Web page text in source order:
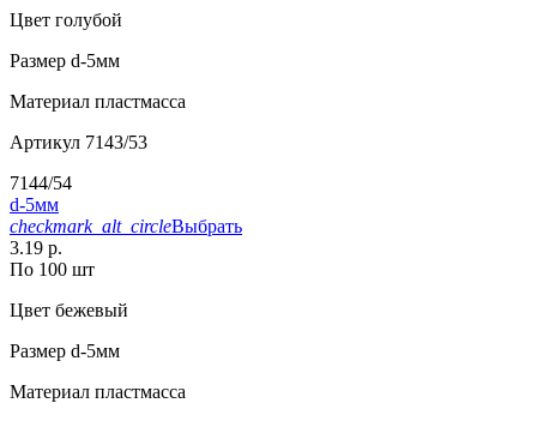
Цвет голубой
Размер d-5мм
Материал пластмасса
Артикул 7143/53
7144/54
d-5мм
checkmark_alt_circleВыбрать
3.19 р.
По 100 шт
Цвет бежевый
Размер d-5мм
Материал пластмасса